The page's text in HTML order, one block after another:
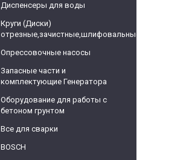
Диспенсеры для воды
Круги (Диски)
отрезные,зачистные,шлифовальные
Опрессовочные насосы
Запасные части и
комплектующие Генератора
Оборудование для работы с
бетоном грунтом
Все для сварки
BOSCH